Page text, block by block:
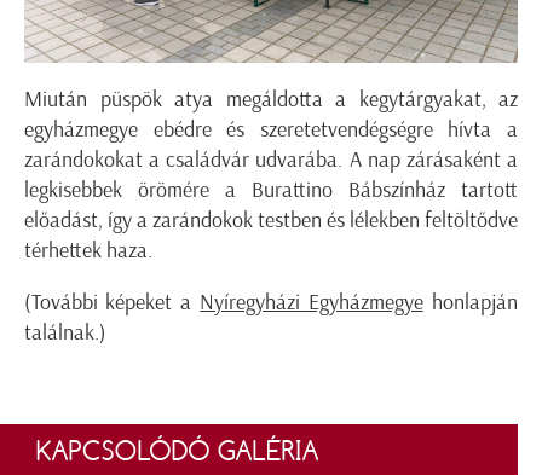
Miután püspök atya megáldotta a kegytárgyakat, az
egyházmegye ebédre és szeretetvendégségre hívta a
zarándokokat a családvár udvarába. A nap zárásaként a
legkisebbek örömére a Burattino Bábszínház tartott
előadást, így a zarándokok testben és lélekben feltöltődve
térhettek haza.
(További képeket a Nyíregyházi Egyházmegyehonlapján
találnak.)
KAPCSOLÓDÓ GALÉRIA